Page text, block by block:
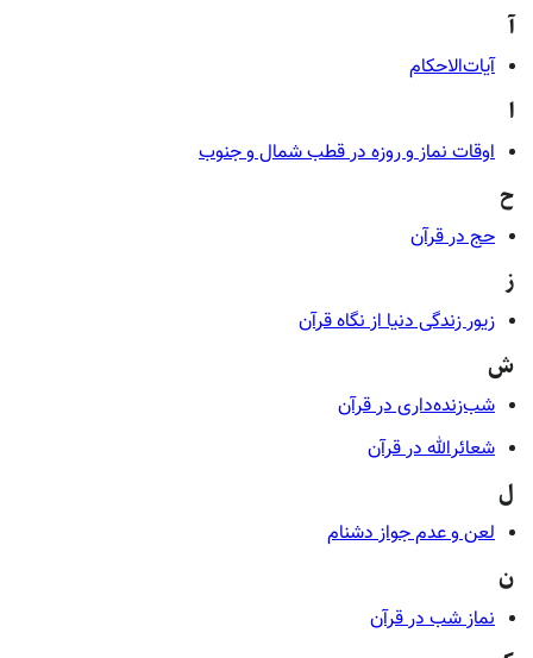
آ
آیات‌الاحکام
ا
اوقات نماز و روزه در قطب شمال و جنوب
ح
حج در قرآن
ز
زیور زندگی دنیا از نگاه قرآن
ش
شب‌زنده‌داری در قرآن
شعائرالله در قرآن
ل
لعن و عدم جواز دشنام
ن
نماز شب در قرآن